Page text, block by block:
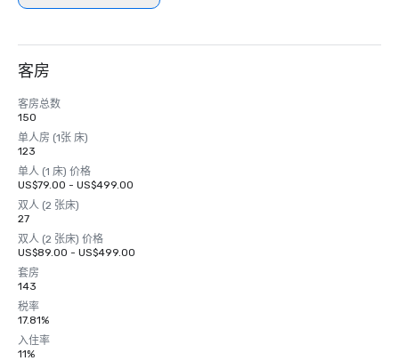
客房
客房总数
150
单人房 (1张 床)
123
单人 (1 床) 价格
US$79.00 - US$499.00
双人 (2 张床)
27
双人 (2 张床) 价格
US$89.00 - US$499.00
套房
143
税率
17.81%
入住率
11%